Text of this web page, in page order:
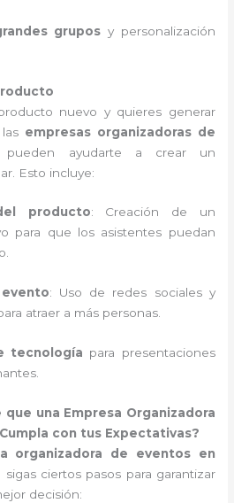
grupos y personalización
nuevo y quieres generar
empresas organizadoras de
ayudarte a crear un
Esto incluye:
producto: Creación de un
para que los asistentes puedan
: Uso de redes sociales y
atraer a más personas.
tecnología para presentaciones
una Empresa Organizadora
con tus Expectativas?
organizadora de eventos en
sigas ciertos pasos para garantizar
decisión: